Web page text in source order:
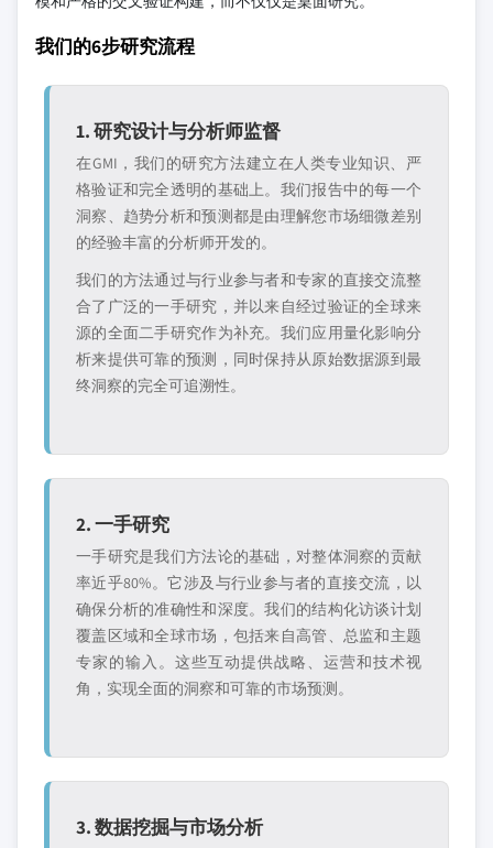
我们的6步研究流程
1. 研究设计与分析师监督
在GMI，我们的研究方法建立在人类专业知识、严
格验证和完全透明的基础上。我们报告中的每一个
洞察、趋势分析和预测都是由理解您市场细微差别
的经验丰富的分析师开发的。
我们的方法通过与行业参与者和专家的直接交流整
合了广泛的一手研究，并以来自经过验证的全球来
源的全面二手研究作为补充。我们应用量化影响分
析来提供可靠的预测，同时保持从原始数据源到最
终洞察的完全可追溯性。
2. 一手研究
一手研究是我们方法论的基础，对整体洞察的贡献
率近乎80%。它涉及与行业参与者的直接交流，以
确保分析的准确性和深度。我们的结构化访谈计划
覆盖区域和全球市场，包括来自高管、总监和主题
专家的输入。这些互动提供战略、运营和技术视
角，实现全面的洞察和可靠的市场预测。
3. 数据挖掘与市场分析